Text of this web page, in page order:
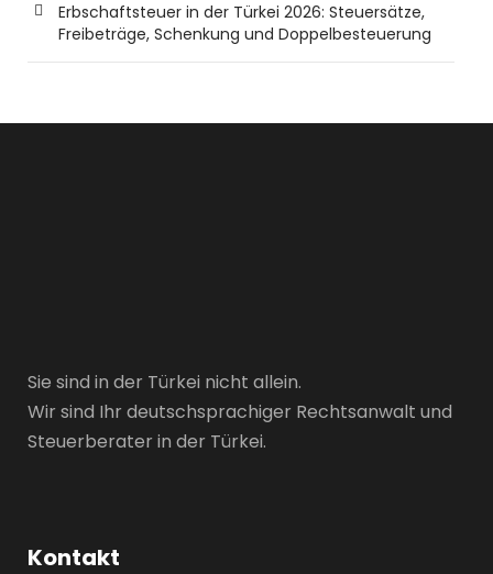
Erbschaftsteuer in der Türkei 2026: Steuersätze,
Freibeträge, Schenkung und Doppelbesteuerung
Sie sind in der Türkei nicht allein.
Wir sind Ihr deutschsprachiger Rechtsanwalt und
Steuerberater in der Türkei.
Kontakt